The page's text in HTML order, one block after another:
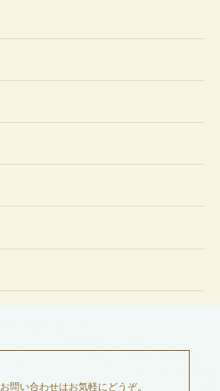
お問い合わせはお気軽にどうぞ。